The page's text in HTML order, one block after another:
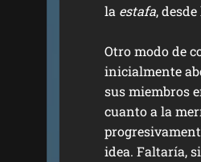
la estafa,
Otro modo de
inicialmente
sus miembros
cuanto a la
idea. Faltaría,